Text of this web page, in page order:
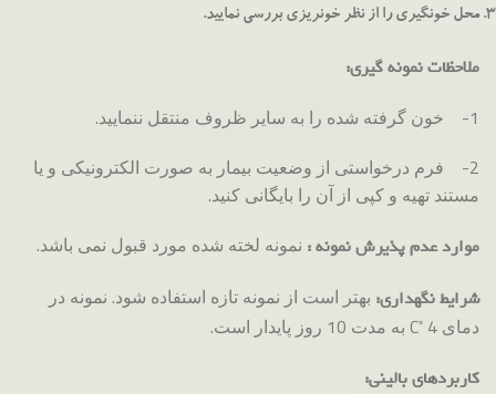
محل خونگیری را از نظر خونریزی بررسی نمایید.
ملاحظات نمونه گیری:
1- خون گرفته شده را به سایر ظروف منتقل ننمایید.
2- فرم درخواستی از وضعیت بیمار به صورت الکترونیکی و یا
مستند تهیه و کپی از آن را بایگانی کنید.
موارد عدم پذیرش نمونه : نمونه لخته شده مورد قبول نمی باشد.
شرایط نگهداری: بهتر است از نمونه تازه استفاده شود. نمونه در
دمای C
◦ 4 به مدت 10 روز پایدار است.
کاربردهای بالینی: